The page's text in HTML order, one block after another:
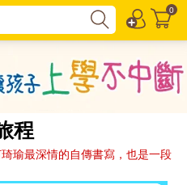
0
程
瑜最深情的自傳書寫，也是一段